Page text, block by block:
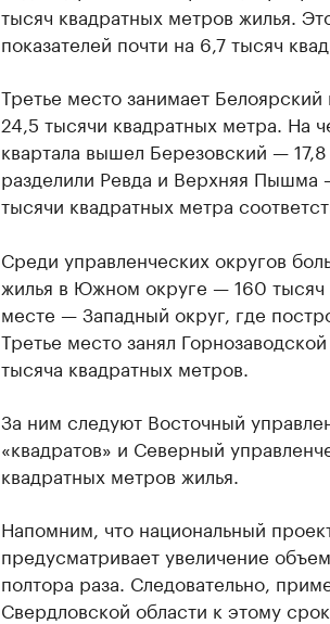
тысяч квадратных метров жилья.
показателей почти на 6,7 тысяч
Третье место занимает
24,5 тысячи квадратных метра. На
квартала вышел Березовский —
разделили Ревда и Верхняя Пышма
тысячи квадратных метра
Среди управленческих округов
жилья в Южном округе — 160
месте — Западный округ, где
Третье место занял
тысяча квадратных метров.
За ним следуют Восточный
«квадратов» и Северный
квадратных метров жилья.
Напомним, что национальный
предусматривает увеличение
полтора раза. Следовательно,
Свердловской области к этому